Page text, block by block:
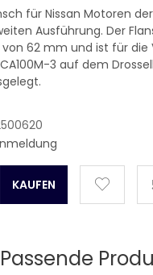
für Nissan Motoren
Ausführung. Der
62 mm und ist für die
3 auf dem
Passende